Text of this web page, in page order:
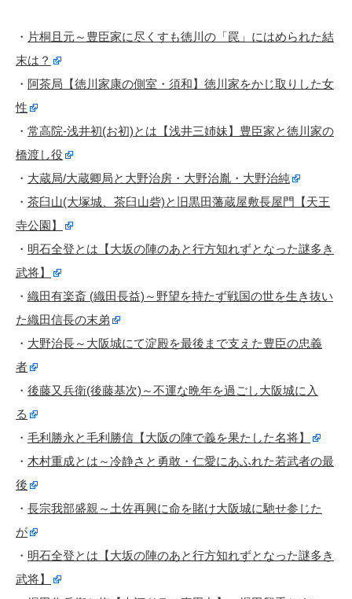
・ 片桐且元～豊臣家に尽くすも徳川の「罠」にはめられた結
末は？
・ 阿茶局【徳川家康の側室・須和】徳川家をかじ取りした女
性
・ 常高院-浅井初(お初)とは【浅井三姉妹】豊臣家と徳川家の
橋渡し役
・ 大蔵局/大蔵卿局と大野治房・大野治胤・大野治純
・ 茶臼山(大塚城、茶臼山砦)と旧黒田藩蔵屋敷長屋門【天王
寺公園】
・ 明石全登とは【大坂の陣のあと行方知れずとなった謎多き
武将】
・ 織田有楽斎 (織田長益)～野望を持たず戦国の世を生き抜い
た織田信長の末弟
・ 大野治長～大阪城にて淀殿を最後まで支えた豊臣の忠義
者
・ 後藤又兵衛(後藤基次)～不運な晩年を過ごし大阪城に入
る
・ 毛利勝永と毛利勝信【大阪の陣で義を果たした名将】
・ 木村重成とは～冷静さと勇敢・仁愛にあふれた若武者の最
後
・ 長宗我部盛親～土佐再興に命を賭け大阪城に馳せ参じた
が
・ 明石全登とは【大坂の陣のあと行方知れずとなった謎多き
武将】